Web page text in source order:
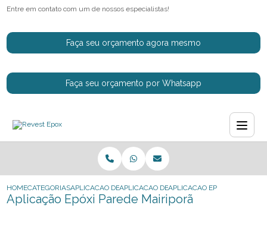
Entre em contato com um de nossos especialistas!
Faça seu orçamento agora mesmo
Faça seu orçamento por Whatsapp
HOMECATEGORIASAPLICACAO DE EPOXIAPLICACAO DE EPOXI EM PISO INDUSTRIAL
APLICACAO EPOXI PAREDE
Aplicação Epóxi Parede Mairiporã